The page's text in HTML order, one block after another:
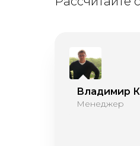
Владимир
Менеджер